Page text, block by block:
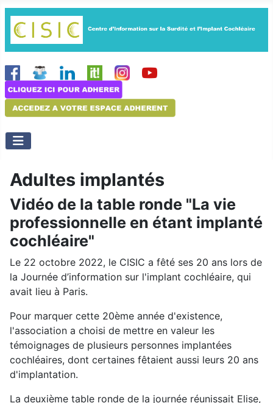
Adultes implantés
Vidéo de la table ronde "La vie
professionnelle en étant implanté
cochléaire"
Le 22 octobre 2022, le CISIC a fêté ses 20 ans lors de
la Journée d’information sur l'implant cochléaire, qui
avait lieu à Paris.
Pour marquer cette 20ème année d'existence,
l'association a choisi de mettre en valeur les
témoignages de plusieurs personnes implantées
cochléaires, dont certaines fêtaient aussi leurs 20 ans
d'implantation.
La deuxième table ronde de la journée réunissait Elise,